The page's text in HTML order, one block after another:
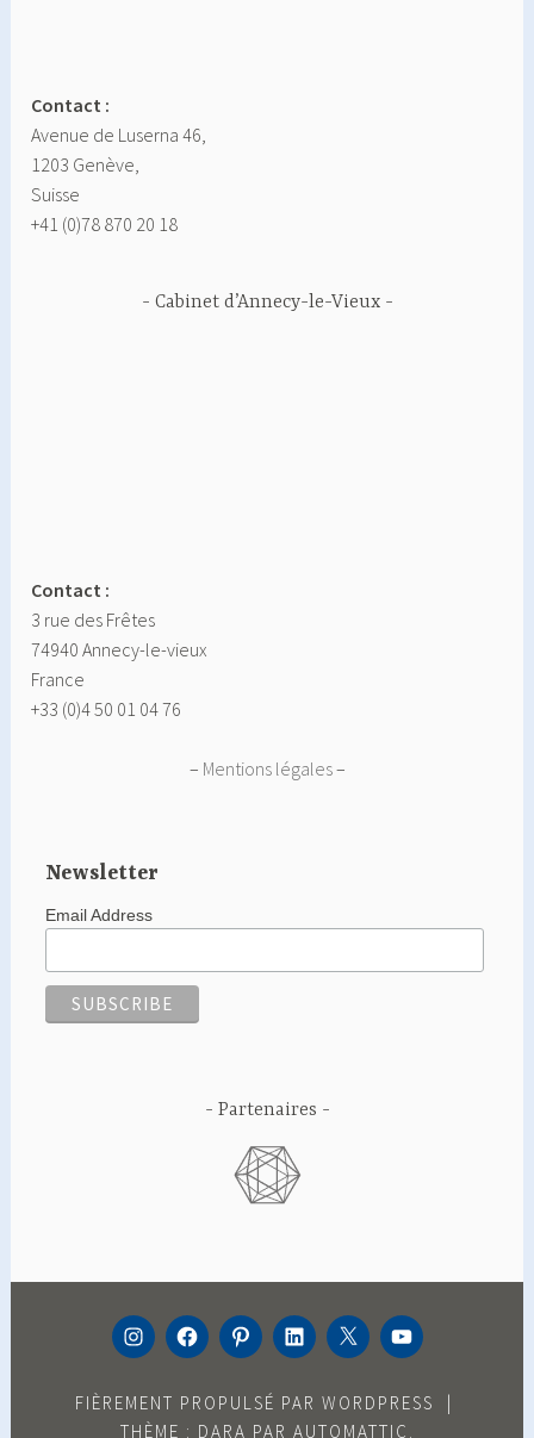
Contact :
Avenue de Luserna 46,
1203 Genève,
Suisse
+41 (0)78 870 20 18
Cabinet d’Annecy-le-Vieux
Contact :
3 rue des Frêtes
74940 Annecy-le-vieux
France
+33 (0)4 50 01 04 76
– Mentions légales–
Newsletter
Email Address
Partenaires
INSTAGRAM
FACEBOOK
PINTEREST
LINKEDIN
TWITTERYOUTUBE
FIÈREMENT PROPULSÉ PAR WORDPRESS
THÈME : DARA PAR AUTOMATTIC .